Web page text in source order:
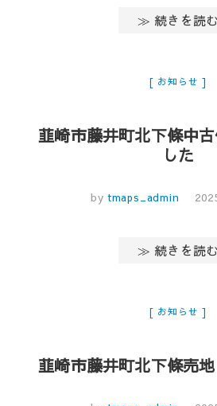
≫ 続きを読む
お知らせ
韮崎市藤井町北下條中
した
by tmaps_admin
≫ 続きを読む
お知らせ
韮崎市藤井町北下條売